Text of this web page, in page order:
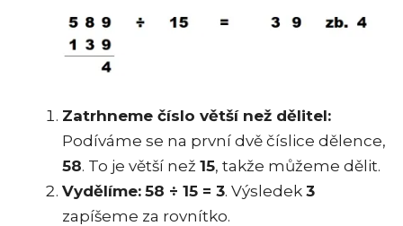
Zatrhneme číslo větší než dělitel:
Podíváme se na první dvě číslice dělence,
58. To je větší než 15, takže můžeme dělit.
Vydělíme: 58 ÷ 15 = 3. Výsledek 3
zapíšeme za rovnítko.